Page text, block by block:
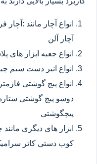
انواع آچار مانند
آچار آلن
انواع جعبه ابزار های
انواع انبر دست سیم
انواع پیچ گوشتی
دوسو پیچ گوشتی
پیچگوشتی
ابزار های دیگری
کوب دستی کاتر